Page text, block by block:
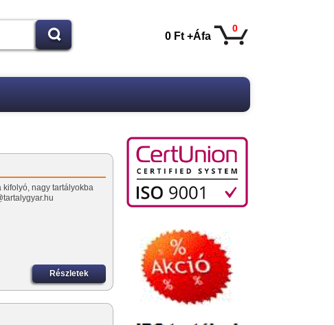
0
0 Ft +Áfa
kifolyó, nagy tartályokba
Részletek